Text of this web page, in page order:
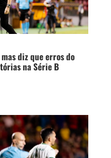
diz que erros do
na Série B